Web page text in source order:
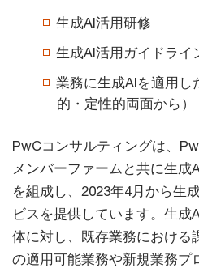
生成AI活用研修
生成AI活用ガイドライ
業務に生成AIを適用し
的・定性的両面から）
PwCコンサルティングは、
メンバーファームと共に生成
を組成し、2023年4月から生
ビスを提供しています。生成
体に対し、既存業務における
の適用可能業務や新規業務プ